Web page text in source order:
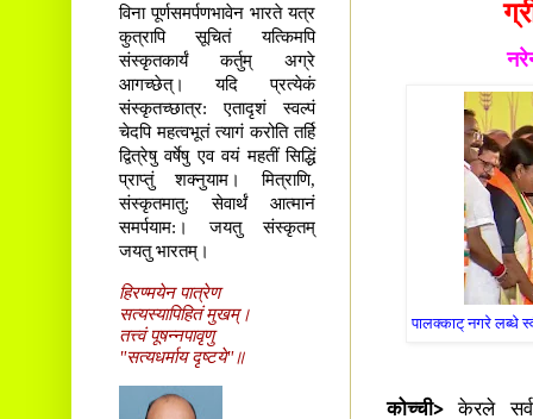
पालक्काट् नगरे लब्धे
कोच्ची>केरले
विना पूर्णसमर्पणभावेन भारते यत्र
कुत्रापि सूचितं यत्किमपि
संस्कृतकार्यं कर्तुम् अग्रे
आगच्छेत्। यदि प्रत्येकं
संस्कृतच्छात्र: एतादृशं स्वल्पं
चेदपि महत्वभूतं त्यागं करोति तर्हि
द्वित्रेषु वर्षेषु एव वयं महतीं सिद्धिं
प्राप्तुं शक्नुयाम। मित्राणि,
संस्कृतमातु: सेवार्थं आत्मानं
समर्पयाम:। जयतु संस्कृतम्
जयतु भारतम्।
हिरण्मयेन पात्रेण
सत्यस्यापिहितं मुखम्।
तत्त्वं पूषन्नपावृणु
"सत्यधर्माय दृष्टये"॥